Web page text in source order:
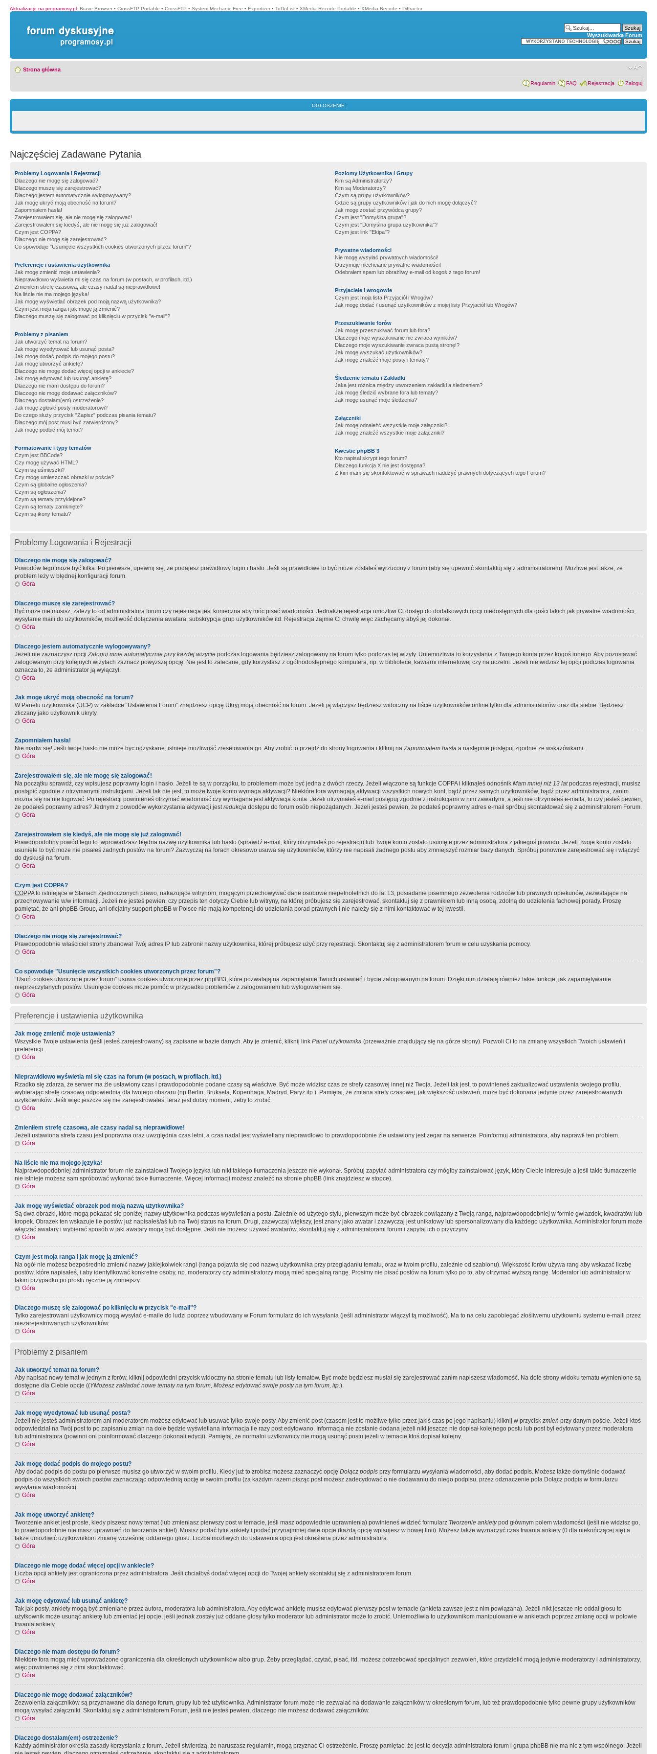
Aktualizacje na programosy.pl: Brave Browser • CrossFTP Portable • CrossFTP • System Mechanic Free • Exportizer • ToDoList • XMedia Recode Portable • XMedia Recode • Diffractor
Wyszukiwarka Forum
Strona główna
Regulamin FAQ Rejestracja Zaloguj
OGŁOSZENIE:
Najczęściej Zadawane Pytania
Problemy Logowania i Rejestracji
Dlaczego nie mogę się zalogować?
Dlaczego muszę się zarejestrować?
Dlaczego jestem automatycznie wylogowywany?
Jak mogę ukryć moją obecność na forum?
Zapomniałem hasła!
Zarejestrowałem się, ale nie mogę się zalogować!
Zarejestrowałem się kiedyś, ale nie mogę się już zalogować!
Czym jest COPPA?
Dlaczego nie mogę się zarejestrować?
Co spowoduje "Usunięcie wszystkich cookies utworzonych przez forum"?
Preferencje i ustawienia użytkownika
Jak mogę zmienić moje ustawienia?
Nieprawidłowo wyświetla mi się czas na forum (w postach, w profilach, itd.)
Zmieniłem strefę czasową, ale czasy nadal są nieprawidłowe!
Na liście nie ma mojego języka!
Jak mogę wyświetlać obrazek pod moją nazwą użytkownika?
Czym jest moja ranga i jak mogę ją zmienić?
Dlaczego muszę się zalogować po kliknięciu w przycisk "e-mail"?
Problemy z pisaniem
Jak utworzyć temat na forum?
Jak mogę wyedytować lub usunąć posta?
Jak mogę dodać podpis do mojego postu?
Jak mogę utworzyć ankietę?
Dlaczego nie mogę dodać więcej opcji w ankiecie?
Jak mogę edytować lub usunąć ankietę?
Dlaczego nie mam dostępu do forum?
Dlaczego nie mogę dodawać załączników?
Dlaczego dostałam(em) ostrzeżenie?
Jak mogę zgłosić posty moderatorowi?
Do czego służy przycisk "Zapisz" podczas pisania tematu?
Dlaczego mój post musi być zatwierdzony?
Jak mogę podbić mój temat?
Formatowanie i typy tematów
Czym jest BBCode?
Czy mogę używać HTML?
Czym są uśmieszki?
Czy mogę umieszczać obrazki w poście?
Czym są globalne ogłoszenia?
Czym są ogłoszenia?
Czym są tematy przyklejone?
Czym są tematy zamknięte?
Czym są ikony tematu?
Poziomy Użytkownika i Grupy
Kim są Administratorzy?
Kim są Moderatorzy?
Czym są grupy użytkowników?
Gdzie są grupy użytkowników i jak do nich mogę dołączyć?
Jak mogę zostać przywódcą grupy?
Czym jest "Domyślna grupa"?
Czym jest "Domyślna grupa użytkownika"?
Czym jest link "Ekipa"?
Prywatne wiadomości
Nie mogę wysyłać prywatnych wiadomości!
Otrzymuję niechciane prywatne wiadomości!
Odebrałem spam lub obraźliwy e-mail od kogoś z tego forum!
Przyjaciele i wrogowie
Czym jest moja lista Przyjaciół i Wrogów?
Jak mogę dodać / usunąć użytkowników z mojej listy Przyjaciół lub Wrogów?
Przeszukiwanie forów
Jak mogę przeszukiwać forum lub fora?
Dlaczego moje wyszukiwanie nie zwraca wyników?
Dlaczego moje wyszukiwanie zwraca pustą stronę!?
Jak mogę wyszukać użytkowników?
Jak mogę znaleźć moje posty i tematy?
Śledzenie tematu i Zakładki
Jaka jest różnica między utworzeniem zakładki a śledzeniem?
Jak mogę śledzić wybrane fora lub tematy?
Jak mogę usunąć moje śledzenia?
Załączniki
Jak mogę odnaleźć wszystkie moje załączniki?
Jak mogę znaleźć wszystkie moje załączniki?
Kwestie phpBB 3
Kto napisał skrypt tego forum?
Dlaczego funkcja X nie jest dostępna?
Z kim mam się skontaktować w sprawach nadużyć prawnych dotyczących tego Forum?
Problemy Logowania i Rejestracji
Dlaczego nie mogę się zalogować?
Powodów tego może być kilka. Po pierwsze, upewnij się, że podajesz prawidłowy login i hasło. Jeśli są prawidłowe to być może zostałeś wyrzucony z forum (aby się upewnić skontaktuj się z administratorem). Możliwe jest także, że
problem leży w błędnej konfiguracji forum.
Góra
Dlaczego muszę się zarejestrować?
Być może nie musisz, zależy to od administratora forum czy rejestracja jest konieczna aby móc pisać wiadomości. Jednakże rejestracja umożliwi Ci dostęp do dodatkowych opcji niedostępnych dla gości takich jak prywatne wiadomości,
wysyłanie maili do użytkowników, możliwość dołączenia awatara, subskrypcja grup użytkowników itd. Rejestracja zajmie Ci chwilę więc zachęcamy abyś jej dokonał.
Góra
Dlaczego jestem automatycznie wylogowywany?
Jeżeli nie zaznaczysz opcjiZaloguj mnie automatycznie przy każdej wizycie podczas logowania będziesz zalogowany na forum tylko podczas tej wizyty. Uniemożliwia to korzystania z Twojego konta przez kogoś innego. Aby pozostawać
zalogowanym przy kolejnych wizytach zaznacz powyższą opcję. Nie jest to zalecane, gdy korzystasz z ogólnodostępnego komputera, np. w bibliotece, kawiarni internetowej czy na uczelni. Jeżeli nie widzisz tej opcji podczas logowania
oznacza to, że administrator ją wyłączył.
Góra
Jak mogę ukryć moją obecność na forum?
W Panelu użytkownika (UCP) w zakładce “Ustawienia Forum” znajdziesz opcję Ukryj moją obecność na forum. Jeżeli ją włączysz będziesz widoczny na liście użytkowników online tylko dla administratorów oraz dla siebie. Będziesz
zliczany jako użytkownik ukryty.
Góra
Zapomniałem hasła!
Nie martw się! Jeśli twoje hasło nie może byc odzyskane, istnieje możliwość zresetowania go. Aby zrobić to przejdź do strony logowania i kliknij naZapomniałem hasła a następnie postępuj zgodnie ze wskazówkami.
Góra
Zarejestrowałem się, ale nie mogę się zalogować!
Na początku sprawdź, czy wpisujesz poprawny login i hasło. Jeżeli te są w porządku, to problemem może być jedna z dwóch rzeczy. Jeżeli włączone są funkcje COPPA i kliknąłeś odnośnik Mam mniej niż 13 latpodczas rejestracji, musisz
postąpić zgodnie z otrzymanymi instrukcjami. Jeżeli tak nie jest, to może twoje konto wymaga aktywacji? Niektóre fora wymagają aktywacji wszystkich nowych kont, bądź przez samych użytkowników, bądź przez administratora, zanim
można się na nie logować. Po rejestracji powinieneś otrzymać wiadomość czy wymagana jest aktywacja konta. Jeżeli otrzymałeś e-mail postępuj zgodnie z instrukcjami w nim zawartymi, a jeśli nie otrzymałeś e-maila, to czy jesteś pewien,
że podałeś poprawny adres? Jednym z powodów wykorzystania aktywacji jestredukcja dostępu do forum osób niepożądanych. Jeżeli jesteś pewien, że podałeś poprawmy adres e-mail spróbuj skontaktować się z administratorem Forum.
Góra
Zarejestrowałem się kiedyś, ale nie mogę się już zalogować!
Prawdopodobny powód tego to: wprowadzasz błędna nazwę użytkownika lub hasło (sprawdź e-mail, który otrzymałeś po rejestracji) lub Twoje konto zostało usunięte przez administratora z jakiegoś powodu. Jeżeli Twoje konto zostało
usunięte to być może nie pisałeś żadnych postów na forum? Zazwyczaj na forach okresowo usuwa się użytkowników, którzy nie napisali żadnego postu aby zmniejszyć rozmiar bazy danych. Spróbuj ponownie zarejestrować się i włączyć
do dyskusji na forum.
Góra
Czym jest COPPA?
COPPAto istniejące w Stanach Zjednoczonych prawo, nakazujące witrynom, mogącym przechowywać dane osobowe niepełnoletnich do lat 13, posiadanie pisemnego zezwolenia rodziców lub prawnych opiekunów, zezwalające na
przechowywanie w/w informacji. Jeżeli nie jesteś pewien, czy przepis ten dotyczy Ciebie lub witryny, na której próbujesz się zarejestrować, skontaktuj się z prawnikiem lub inną osobą, zdolną do udzielenia fachowej porady. Proszę
pamiętać, że ani phpBB Group, ani oficjalny support phpBB w Polsce nie mają kompetencji do udzielania porad prawnych i nie należy się z nimi kontaktować w tej kwestii.
Góra
Dlaczego nie mogę się zarejestrować?
Prawdopodobnie właściciel strony zbanował Twój adres IP lub zabronił nazwy użytkownika, której próbujesz użyć przy rejestracji. Skontaktuj się z administratorem forum w celu uzyskania pomocy.
Góra
Co spowoduje "Usunięcie wszystkich cookies utworzonych przez forum"?
“Usuń cookies utworzone przez forum” usuwa cookies utworzone przez phpBB3, które pozwalają na zapamiętanie Twoich ustawień i bycie zalogowanym na forum. Dzięki nim działają również takie funkcje, jak zapamiętywanie
nieprzeczytanych postów. Usunięcie cookies może pomóc w przypadku problemów z zalogowaniem lub wylogowaniem się.
Góra
Preferencje i ustawienia użytkownika
Jak mogę zmienić moje ustawienia?
Wszystkie Twoje ustawienia (jeśli jesteś zarejestrowany) są zapisane w bazie danych. Aby je zmienić, kliknij link Panel użytkownika (przeważnie znajdujący się na górze strony). Pozwoli Ci to na zmianę wszystkich Twoich ustawień i
preferencji.
Góra
Nieprawidłowo wyświetla mi się czas na forum (w postach, w profilach, itd.)
Rzadko się zdarza, że serwer ma źle ustawiony czas i prawdopodobnie podane czasy są właściwe. Być może widzisz czas ze strefy czasowej innej niż Twoja. Jeżeli tak jest, to powinieneś zaktualizować ustawienia twojego profilu,
wybierając strefę czasową odpowiednią dla twojego obszaru (np Berlin, Bruksela, Kopenhaga, Madryd, Paryż itp.). Pamiętaj, że zmiana strefy czasowej, jak większość ustawień, może być dokonana jedynie przez zarejestrowanych
użytkowników. Jeśli więc jeszcze się nie zarejestrowałeś, teraz jest dobry moment, żeby to zrobić.
Góra
Zmieniłem strefę czasową, ale czasy nadal są nieprawidłowe!
Jeżeli ustawiona strefa czasu jest poprawna oraz uwzględnia czas letni, a czas nadal jest wyświetlany nieprawdłowo to prawdopodobnie źle ustawiony jest zegar na serwerze. Poinformuj administratora, aby naprawił ten problem.
Góra
Na liście nie ma mojego języka!
Najprawdopodobniej administrator forum nie zainstalował Twojego języka lub nikt takiego tłumaczenia jeszcze nie wykonał. Spróbuj zapytać administratora czy mógłby zainstalować język, który Ciebie interesuje a jeśli takie tłumaczenie
nie istnieje możesz sam spróbować wykonać takie tłumaczenie. Więcej informacji możesz znaleźć na stronie phpBB (link znajdziesz w stopce).
Góra
Jak mogę wyświetlać obrazek pod moją nazwą użytkownika?
Są dwa obrazki, które mogą pokazać się poniżej nazwy użytkownika podczas wyświetlania postu. Zależnie od użytego stylu, pierwszym może być obrazek powiązany z Twoją rangą, najprawdopodobniej w formie gwiazdek, kwadratów lub
kropek. Obrazek ten wskazuje ile postów już napisałeś/aś lub na Twój status na forum. Drugi, zazwyczaj większy, jest znany jako awatar i zazwyczaj jest unikatowy lub spersonalizowany dla każdego użytkownika. Administrator forum może
włączać awatary i wybierać sposób w jaki awatary mogą być dostępne. Jeśli nie możesz używać awatarów, skontaktuj się z administratorami forum i zapytaj ich o przyczyny.
Góra
Czym jest moja ranga i jak mogę ją zmienić?
Na ogół nie możesz bezpośrednio zmienić nazwy jakiejkolwiek rangi (ranga pojawia się pod nazwą użytkownika przy przeglądaniu tematu, oraz w twoim profilu, zależnie od szablonu). Większość forów używa rang aby wskazać liczbę
postów, które napisałeś, i aby identyfikować konkretne osoby, np. moderatorzy czy administratorzy mogą mieć specjalną rangę. Prosimy nie pisać postów na forum tylko po to, aby otrzymać wyższą rangę. Moderator lub administrator w
takim przypadku po prostu ręcznie ją zmniejszy.
Góra
Dlaczego muszę się zalogować po kliknięciu w przycisk "e-mail"?
Tylko zarejestrowani użytkownicy mogą wysyłać e-maile do ludzi poprzez wbudowany w Forum formularz do ich wysyłania (jeśli administrator włączył tą możliwość). Ma to na celu zapobiegać złośliwemu użytkowniu systemu e-maili przez
niezarejestrowanych użytkowników.
Góra
Problemy z pisaniem
Jak utworzyć temat na forum?
Aby napisać nowy temat w jednym z forów, kliknij odpowiedni przycisk widoczny na stronie tematu lub listy tematów. Być może będziesz musiał się zarejestrować zanim napiszesz wiadomość. Na dole strony widoku tematu wymienione są
dostępne dla Ciebie opcje ((YMożesz zakładać nowe tematy na tym forum, Możesz edytować swoje posty na tym forum, itp.).
Góra
Jak mogę wyedytować lub usunąć posta?
Jeżeli nie jesteś administratorem ani moderatorem możesz edytować lub usuwać tylko swoje posty. Aby zmienić post (czasem jest to możliwe tylko przez jakiś czas po jego napisaniu) kliknij w przycisk zmień przy danym poście. Jeżeli ktoś
odpowiedział na Twój post to po zapisaniu zmian na dole będzie wyświetlana informacja ile razy post edytowano. Informacja nie zostanie dodana jeżeli nikt jeszcze nie dopisał kolejnego postu lub post był edytowany przez moderatora
lub administratora (powinni oni poinformować dlaczego dokonali edycji). Pamiętaj, że normalni użytkownicy nie mogą usunąć postu jeżeli w temacie ktoś dopisał kolejny.
Góra
Jak mogę dodać podpis do mojego postu?
Aby dodać podpis do postu po pierwsze musisz go utworzyć w swoim profilu. Kiedy już to zrobisz możesz zaznaczyć opcję Dołącz podpis przy formularzu wysyłania wiadomości, aby dodać podpis. Możesz także domyślnie dodawać
podpis do wszystkich swoich postów zaznaczając odpowiednią opcję w swoim profilu (za każdym razem pisząc post możesz zadecydować o nie dodawaniu do niego podpisu, przez odznaczenie pola Dołącz podpis w formularzu
wysyłania wiadomości)
Góra
Jak mogę utworzyć ankietę?
Tworzenie ankiet jest proste, kiedy piszesz nowy temat (lub zmieniasz pierwszy post w temacie, jeśli masz odpowiednie uprawnienia) powinieneś widzieć formularz Tworzenie ankietypod głównym polem wiadomości (jeśli nie widzisz go,
to prawdopodobnie nie masz uprawnień do tworzenia ankiet). Musisz podać tytuł ankiety i podać przynajmniej dwie opcje (każdą opcję wpisujesz w nowej linii). Możesz także wyznaczyć czas trwania ankiety (0 dla niekończącej się) a
także umożliwić użytkownikom zmianę wcześniej oddanego głosu. Liczba możliwych do ustawienia opcji jest określana przez administratora.
Góra
Dlaczego nie mogę dodać więcej opcji w ankiecie?
Liczba opcji ankiety jest ograniczona przez administratora. Jeśli chciałbyś dodać więcej opcji do Twojej ankiety skontaktuj się z administratorem forum.
Góra
Jak mogę edytować lub usunąć ankietę?
Tak jak posty, ankiety mogą być zmieniane przez autora, moderatora lub administratora. Aby edytować ankietę musisz edytować pierwszy post w temacie (ankieta zawsze jest z nim powiązana). Jeżeli nikt jeszcze nie oddał głosu to
użytkownik może usunąć ankietę lub zmieniać jej opcje, jeśli jednak zostały już oddane głosy tylko moderator lub administrator może to zrobić. Uniemożliwia to użytkownikom manipulowanie w ankietach poprzez zmianę opcji w połowie
trwania ankiety.
Góra
Dlaczego nie mam dostępu do forum?
Niektóre fora mogą mieć wprowadzone ograniczenia dla określonych użytkowników albo grup. Żeby przeglądać, czytać, pisać, itd. możesz potrzebować specjalnych zezwoleń, które przydzielić mogą jedynie moderatorzy i administratorzy,
więc powinieneś się z nimi skontaktować.
Góra
Dlaczego nie mogę dodawać załączników?
Zezwolenia załączników są przyznawane dla danego forum, grupy lub też użytkownika. Administrator forum może nie zezwalać na dodawanie załączników w określonym forum, lub też prawdopodobnie tylko pewne grupy użytkowników
mogą wysyłać załączniki. Skontaktuj się z administratorem Forum, jeśli nie jesteś pewien, dlaczego nie możesz dodawać załączników.
Góra
Dlaczego dostałam(em) ostrzeżenie?
Każdy administrator określa zasady korzystania z forum. Jeżeli stwierdzą, że naruszasz regulamin, mogą przyznać Ci ostrzeżenie. Proszę pamiętać, że jest to decyzja administratora forum i grupa phpBB nie ma nic z tym wspólnego. Jeżeli